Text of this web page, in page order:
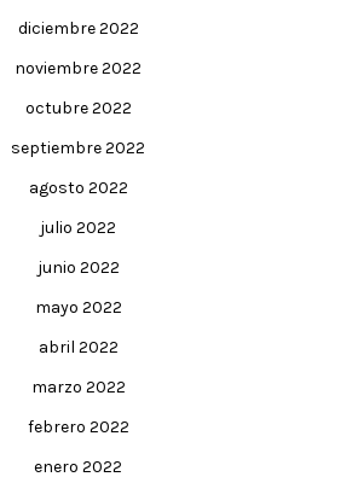
diciembre 2022
noviembre 2022
octubre 2022
septiembre 2022
agosto 2022
julio 2022
junio 2022
mayo 2022
abril 2022
marzo 2022
febrero 2022
enero 2022